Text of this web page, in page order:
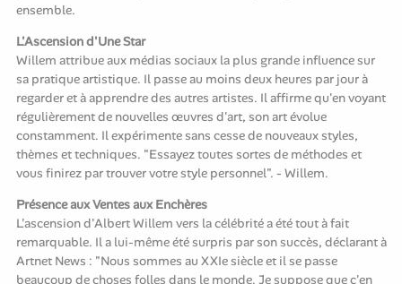
ensemble.
L'Ascension d'Une Star
Willem attribue aux médias sociaux la plus grande influence sur
sa pratique artistique. Il passe au moins deux heures par jour à
regarder et à apprendre des autres artistes. Il affirme qu'en voyant
régulièrement de nouvelles œuvres d'art, son art évolue
constamment. Il expérimente sans cesse de nouveaux styles,
thèmes et techniques. "Essayez toutes sortes de méthodes et
vous finirez par trouver votre style personnel". - Willem.
Présence aux Ventes aux Enchères
L'ascension d'Albert Willem vers la célébrité a été tout à fait
remarquable. Il a lui-même été surpris par son succès, déclarant à
Artnet News : "Nous sommes au XXIe siècle et il se passe
beaucoup de choses folles dans le monde. Je suppose que c'en